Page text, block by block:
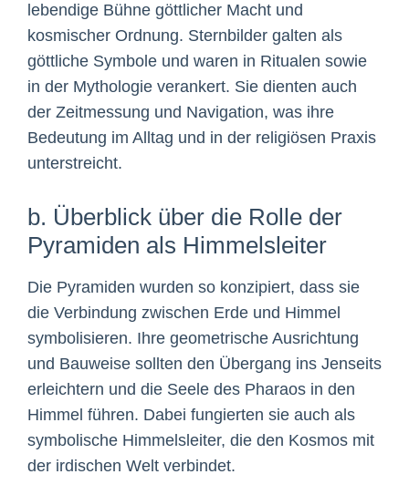
lebendige Bühne göttlicher Macht und
kosmischer Ordnung. Sternbilder galten als
göttliche Symbole und waren in Ritualen sowie
in der Mythologie verankert. Sie dienten auch
der Zeitmessung und Navigation, was ihre
Bedeutung im Alltag und in der religiösen Praxis
unterstreicht.
b. Überblick über die Rolle der
Pyramiden als Himmelsleiter
Die Pyramiden wurden so konzipiert, dass sie
die Verbindung zwischen Erde und Himmel
symbolisieren. Ihre geometrische Ausrichtung
und Bauweise sollten den Übergang ins Jenseits
erleichtern und die Seele des Pharaos in den
Himmel führen. Dabei fungierten sie auch als
symbolische Himmelsleiter, die den Kosmos mit
der irdischen Welt verbindet.